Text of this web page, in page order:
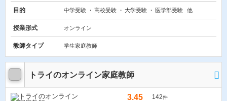
目的 中学受験 高校受験 大学受験 医学部受験 他
授業形式 オンライン
教師タイプ 学生家庭教師
トライのオンライン家庭教師
3.45 142件